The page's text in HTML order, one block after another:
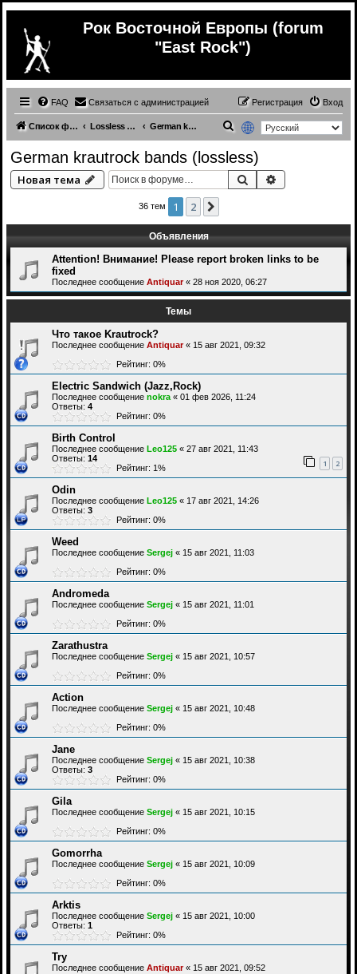
Рок Восточной Европы (forum
"East Rock")
FAQ Связаться с администрацией Вход
Регистрация
Список форумов Lossless (Music from other countries) German krautrock bands (lossless)
и
с
German krautrock bands (lossless)
Новая тема Поиск
36 тем 1 2
Объявления
Attention! Внимание! Please report broken links to be
fixed
Последнее сообщение Antiquar« 28 ноя 2020, 06:27
Темы
Что такое Krautrock?
Последнее сообщение Antiquar« 15 авг 2021, 09:32
Рейтинг: 0%
Electric Sandwich (Jazz,Rock)
Последнее сообщение nokra « 01 фев 2026, 11:24
Ответы: 4
Рейтинг: 0%
Birth Control
Последнее сообщение Leo125 « 27 авг 2021, 11:43
Ответы: 14 1 2
Рейтинг: 1%
Odin
Последнее сообщение Leo125 « 17 авг 2021, 14:26
Ответы: 3
Рейтинг: 0%
Weed
Последнее сообщение Sergej « 15 авг 2021, 11:03
Рейтинг: 0%
Andromeda
Последнее сообщение Sergej « 15 авг 2021, 11:01
Рейтинг: 0%
Zarathustra
Последнее сообщение Sergej « 15 авг 2021, 10:57
Рейтинг: 0%
Action
Последнее сообщение Sergej « 15 авг 2021, 10:48
Рейтинг: 0%
Jane
Последнее сообщение Sergej « 15 авг 2021, 10:38
Ответы: 3
Рейтинг: 0%
Gila
Последнее сообщение Sergej « 15 авг 2021, 10:15
Рейтинг: 0%
Gomorrha
Последнее сообщение Sergej « 15 авг 2021, 10:09
Рейтинг: 0%
Arktis
Последнее сообщение Sergej « 15 авг 2021, 10:00
Ответы: 1
Рейтинг: 0%
Try
Последнее сообщение Antiquar« 15 авг 2021, 09:52